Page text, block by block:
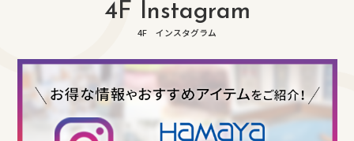
4F Instagram
4F インスタグラム